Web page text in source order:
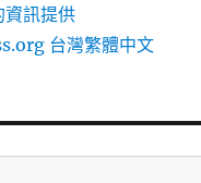
資訊提供
台灣繁體中文